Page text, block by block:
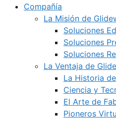
Compañía
La Misión de
Soluciones
Soluciones
Soluciones
La Ventaja de
La Historia
Ciencia y
El Arte de
Pioneros